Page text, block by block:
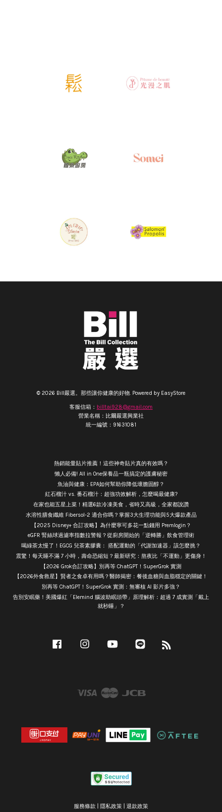
© 2026 Bill嚴選。那些讓你健康的好物. Powered by EasyStore
客服信箱： billtai928@gmail.com
營業名稱：比爾嚴選興業社
統一編號：91631081
熱銷能量貼片推薦！這些神奇貼片真的有效嗎？
懶人必備! All in One保養品一瓶搞定的護膚秘密
魚油與健康：EPA如何幫助你降低壞膽固醇？
紅石榴汁 vs. 番石榴汁：超強功效解析，怎麼喝最健康?
在家也能五星上菜！精選6款冷凍美食，省時又高級，全家都說讚
水溶性膳食纖維 Fibersol-2 適合你嗎？掌握3大生理功能與5大爆款產品
【2025 Disney+ 合訂攻略】為什麼寧可多花一點錢用 Premlogin？
eGFR 腎絲球過濾率指數拉警報？從廚房開始的「逆轉勝」飲食管理術
喝綠茶太慢了！EGCG 兒茶素膠囊： 搭配運動的「代謝加速器」該怎麼挑？
震驚！每天睡不滿 7 小時，壽命恐縮短？最新研究：熬夜比「不運動」更傷身！
【2026 Grok合訂攻略】別再等 ChatGPT！SuperGrok 實測
【2026外食救星】賢者之食卓有用嗎？醫師揭密：餐後血糖與血脂穩定的關鍵！
別再等 ChatGPT！SuperGrok 實測：無審核 AI 影片多強？
告別安眠藥！美國爆紅「Elemind 腦波助眠頭帶」原理解析：超過 7 成實測「戴上
就秒睡」？
Facebook Instagram YouTube
Visa Master
服務條款 隱私政策 退款政策